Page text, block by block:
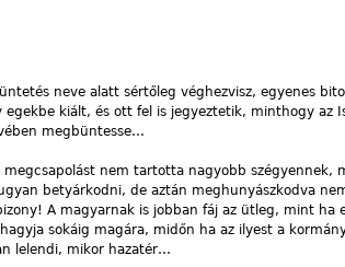
neve alatt sértőleg véghezvisz, egyenes
kiált, és ott fel is jegyeztetik, minthogy az
megbüntesse…
nem tartotta nagyobb szégyennek,
betyárkodni, de aztán meghunyászkodva
A magyarnak is jobban fáj az ütleg, mint ha
sokáig magára, midőn ha az ilyest a
lelendi, mikor hazatér…